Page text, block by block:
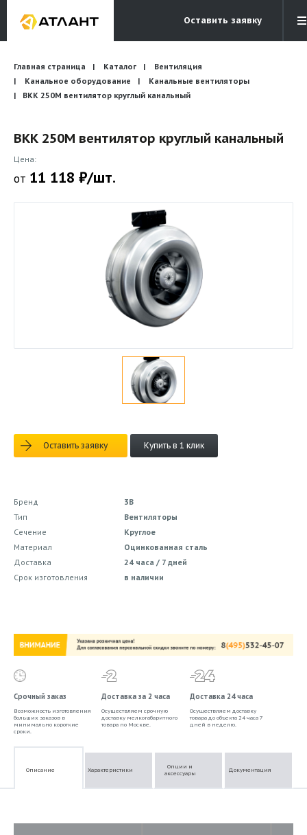
Оставить заявку
Электронная почта
info@atlantcompany.ru
Бесплатный звонок
8 (495) 532-45-07
Бренды
Бланки запросов
Главная страница Каталог
Вентиляция
Канальное оборудование
Канальные вентиляторы
ВКК 250М вентилятор круглый канальный
ВКК 250М вентилятор круглый канальный
Цена:
от 11 118 ₽/шт.
Оставить заявку Купить в 1 клик
Бренд
3В
Тип
Вентиляторы
Сечение
Круглое
Материал
Оцинкованная сталь
Доставка
24 часа / 7 дней
Срок изготовления
в наличии
Срочный заказ
Возможность изготовления
больших заказов в
минимально короткие
сроки.
Доставка за 2 часа
Осуществляем срочную
доставку мелкогабаритного
товара по Москве.
Доставка 24 часа
Осуществляем доставку
товара до объекта 24 часа 7
дней в неделю.
Описание Характеристики
Опции и
аксессуары
Документация